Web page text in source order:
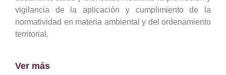
vigilancia de la aplicación y cumplimiento de la
normatividad en materia ambiental y del ordenamiento
territorial.
Ver más